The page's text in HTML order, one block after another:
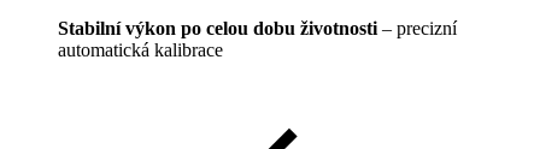
Stabilní výkon po celou dobu životnosti – precizní
automatická kalibrace